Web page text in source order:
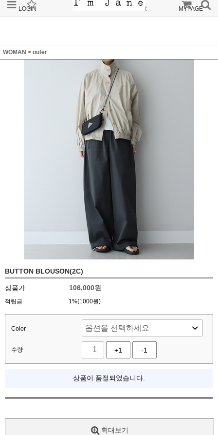
LOGIN ORDER MYPAGE
WOMAN > outer
BUTTON BLOUSON(2C)
상품가 106,000원
적립금 1%(1000원)
Color
수량 +1 -1
상품이 품절되었습니다.
확대보기